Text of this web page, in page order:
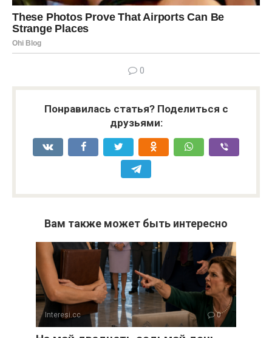
0
Понравилась статья? Поделиться с
друзьями:
Вам также может быть интересно
Interesi.cc 0